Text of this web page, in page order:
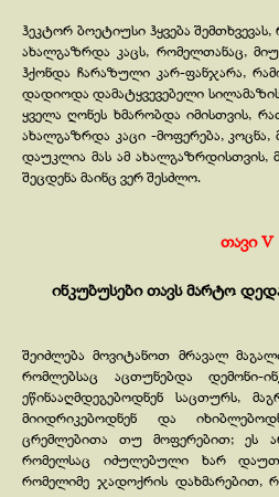
ჰეკტორ ბოეტიუსი ჰყვება
ახალგაზრდა კაცს, რომელთანაც,
ჰქონდა ჩარაზული კარ-ფანჯარა,
დადიოდა დამატყვევებელი
ყველა ღონეს ხმარობდა იმისთვის,
ახალგაზრდა კაცი -მოფერება, კოცნა,
დაუკლია მას ამ ახალგაზრდისთვის,
შეცდენა მაინც ვერ შესძლო.
თავი V
ინკუბუსები თავს მარტო
შეიძლება მოვიტანოთ მრავალ
რომლებსაც აცთუნებდა დემონი-
ეწინააღმდეგებოდნენ საცთურს,
მიიდრიკებოდნენ და
ცრემლებითა თუ მოფერებით; ეს
რომელსაც იძულებული ხარ
რომელიმე ჯადოქრის დახმარებით,